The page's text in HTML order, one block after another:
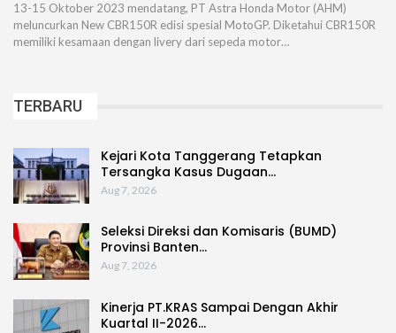
13-15 Oktober 2023 mendatang, PT Astra Honda Motor (AHM)
meluncurkan New CBR150R edisi spesial MotoGP. Diketahui CBR150R
memiliki kesamaan dengan livery dari sepeda motor…
TERBARU
Kejari Kota Tanggerang Tetapkan
Tersangka Kasus Dugaan…
Aug 7, 2026
Seleksi Direksi dan Komisaris (BUMD)
Provinsi Banten…
Aug 7, 2026
Kinerja PT.KRAS Sampai Dengan Akhir
Kuartal II-2026…